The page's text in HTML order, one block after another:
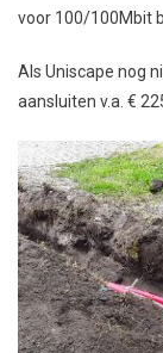
voor 100/100Mbit
Als Uniscape nog
aansluiten v.a. €